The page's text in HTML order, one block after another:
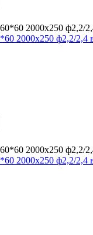
2000х250 ф2,2/2,4
2000х250 ф2,2/2,4